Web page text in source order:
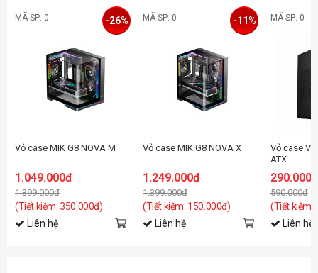
MÃ SP: 0
Vỏ case MIK G8 NOVA M
1.049.000đ
1.399.000đ
(Tiết kiệm: 350.000đ)
-26%
Liên hệ
MÃ SP: 0
Vỏ case MIK G8 NOVA X
1.249.000đ
1.399.000đ
(Tiết kiệm: 150.000đ)
-11%
Liên hệ
MÃ SP: 0
Vỏ case
ATX
290.000đ
590.000đ
(Tiết kiệm:
Liên hệ